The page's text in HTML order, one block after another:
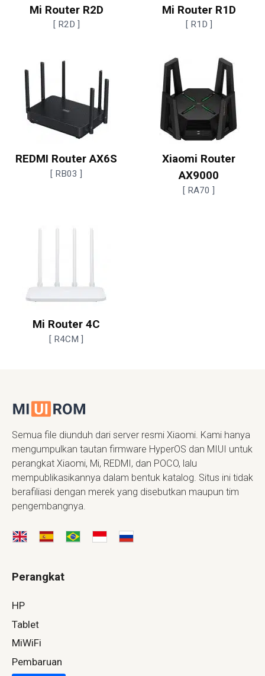
Mi Router R2D
[ R2D ]
Mi Router R1D
[ R1D ]
REDMI Router AX6S
[ RB03 ]
Xiaomi Router
AX9000
[ RA70 ]
Mi Router 4C
[ R4CM ]
Semua file diunduh dari server resmi Xiaomi. Kami hanya
mengumpulkan tautan firmware HyperOS dan MIUI untuk
perangkat Xiaomi, Mi, REDMI, dan POCO, lalu
mempublikasikannya dalam bentuk katalog. Situs ini tidak
berafiliasi dengan merek yang disebutkan maupun tim
pengembangnya.
Perangkat
HP
Tablet
MiWiFi
Pembaruan